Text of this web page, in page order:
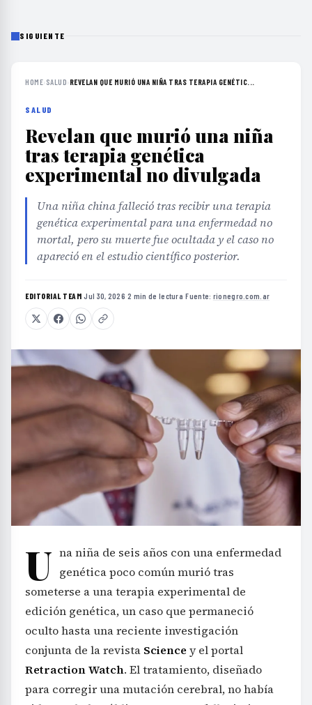
SIGUIENTE
HOME› SALUD› REVELAN QUE MURIÓ UNA NIÑA TRAS TERAPIA GENÉTIC...
SALUD
Revelan que murió una niña
tras terapia genética
experimental no divulgada
Una niña china falleció tras recibir una terapia
genética experimental para una enfermedad no
mortal, pero su muerte fue ocultada y el caso no
apareció en el estudio científico posterior.
EDITORIAL TEAM·Jul 30, 2026·2 min de lectura·Fuente: rionegro.com.ar
U na niña de seis años con una enfermedad
genética poco común murió tras
someterse a una terapia experimental de
edición genética, un caso que permaneció
oculto hasta una reciente investigación
conjunta de la revista Science y el portal
Retraction Watch. El tratamiento, diseñado
para corregir una mutación cerebral, no había